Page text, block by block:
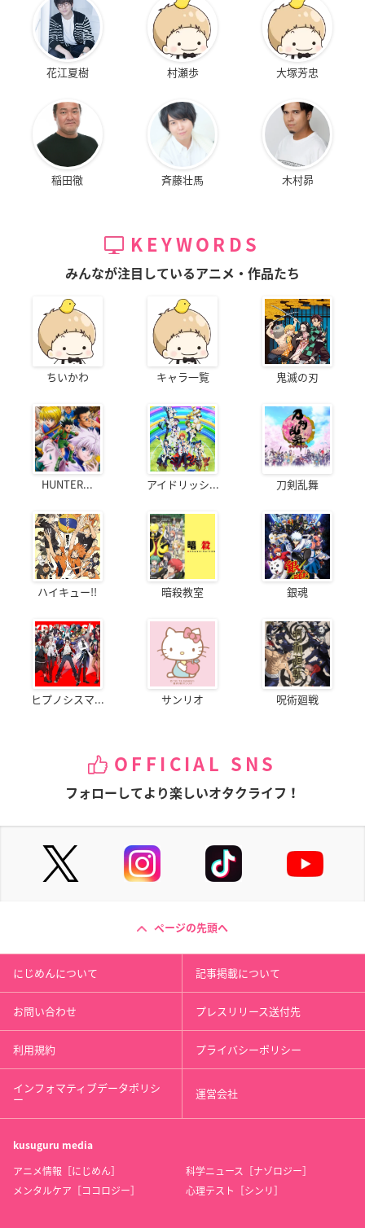
花江夏樹 村瀬歩 大塚芳忠
稲田徹 斉藤壮馬 木村昴
KEYWORDS
みんなが注目しているアニメ・作品たち
ちいかわ キャラ一覧 鬼滅の刃
HUNTER... アイドリッシ... 刀剣乱舞
ハイキュー!! 暗殺教室 銀魂
ヒプノシスマ... サンリオ 呪術廻戦
OFFICIAL SNS
フォローしてより楽しいオタクライフ！
ページの先頭へ
にじめんについて 記事掲載について
お問い合わせ プレスリリース送付先
利用規約 プライバシーポリシー
インフォマティブデータポリシ
ー 運営会社
kusuguru media
アニメ情報［にじめん］
科学ニュース［ナゾロジー］
メンタルケア［ココロジー］
心理テスト［シンリ］